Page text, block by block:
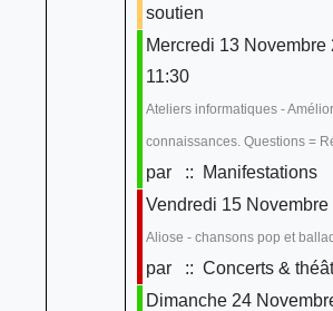
soutien
Mercredi 13 Novembre
11:30
Ateliers informatiques -
connaissances. Questions =
par
:: Manifestations
Vendredi 15
Aliose - chansons pop et
par
:: Concerts &
Dimanche 24